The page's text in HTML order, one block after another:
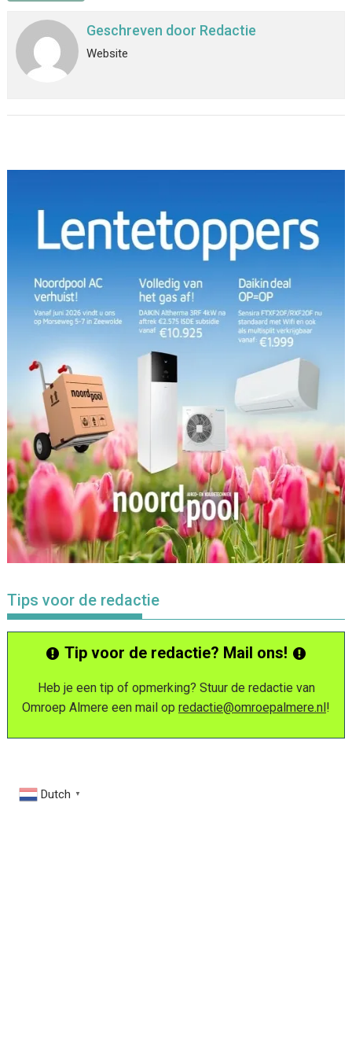
Geschreven door Redactie
Website
Tips voor de redactie
Tip voor de redactie? Mail ons!
Heb je een tip of opmerking? Stuur de redactie van
Omroep Almere een mail op redactie@omroepalmere.nl!
Dutch ▼